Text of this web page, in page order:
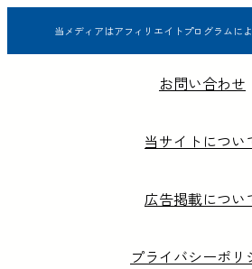
当メディアはアフィリエイトプログラムに
お問い合わせ
当サイトについ
広告掲載につい
プライバシーポリ